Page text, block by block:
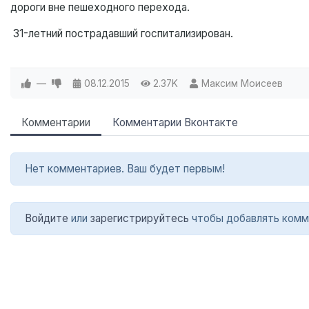
дороги вне пешеходного перехода.
31-летний пострадавший госпитализирован.
— 08.12.2015 2.37K Максим Моисеев
Комментарии Комментарии Вконтакте
Нет комментариев. Ваш будет первым!
Войдите или зарегистрируйтесь чтобы добавлять